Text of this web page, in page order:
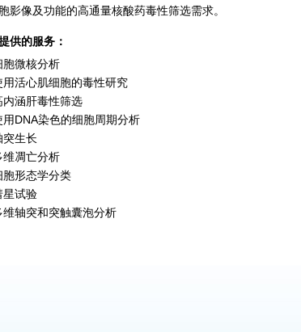
影像及功能的高通量核酸药毒性筛选需求。
供的服务：
微核分析
活心肌细胞的毒性研究
涵肝毒性筛选
DNA染色的细胞周期分析
生长
凋亡分析
形态学分类
试验
轴突和突触囊泡分析